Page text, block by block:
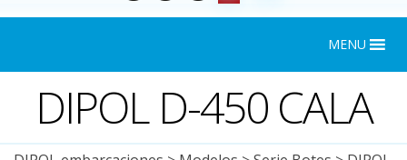
MENU
DIPOL D-450 CALA